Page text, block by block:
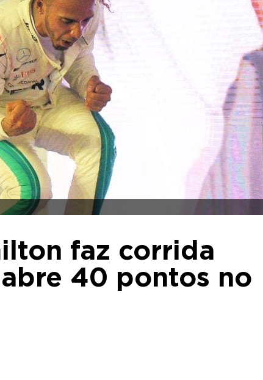
faz corrida
40 pontos no